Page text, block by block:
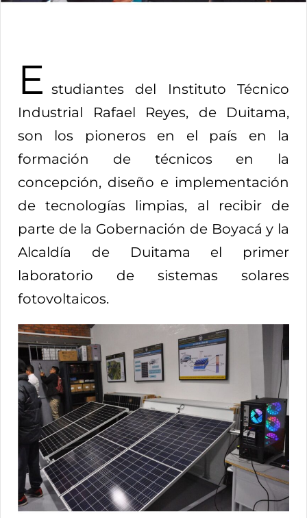
E studiantes del Instituto Técnico
Industrial Rafael Reyes, de Duitama,
son los pioneros en el país en la
formación de técnicos en la
concepción, diseño e implementación
de tecnologías limpias, al recibir de
parte de la Gobernación de Boyacá y la
Alcaldía de Duitama el primer
laboratorio de sistemas solares
fotovoltaicos.